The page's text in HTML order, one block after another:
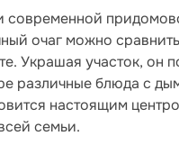
современной
очаг можно
Украшая участок, он
различные блюда с
настоящим
семьи.